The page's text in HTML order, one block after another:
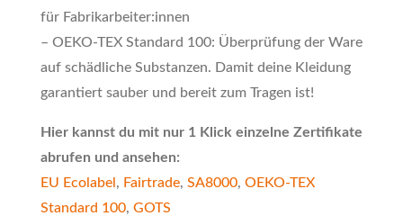
für Fabrikarbeiter:innen
– OEKO-TEX Standard 100: Überprüfung der Ware
auf schädliche Substanzen. Damit deine Kleidung
garantiert sauber und bereit zum Tragen ist!
Hier kannst du mit nur 1 Klick einzelne Zertifikate
abrufen und ansehen:
EU Ecolabel , Fairtrade, SA8000, OEKO-TEX
Standard 100, GOTS